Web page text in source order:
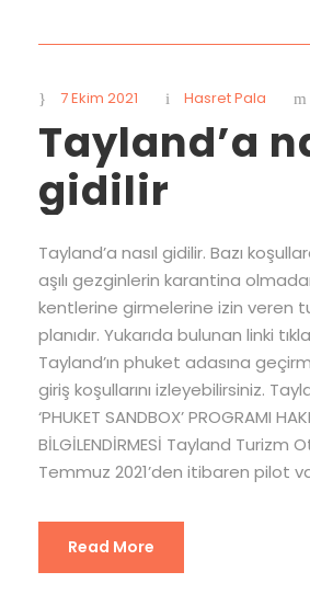
7 Ekim 2021 Hasret Pala
Tayland’a
gidilir
Tayland’a nasıl gidilir. Bazı
aşılı gezginlerin karantina
kentlerine girmelerine izin veren
planıdır. Yukarıda bulunan linki
Tayland’ın phuket adasına
giriş koşullarını izleyebilirsiniz.
‘PHUKET SANDBOX’ PROGRAMI
BİLGİLENDİRMESİ Tayland Turizm
Temmuz 2021’den itibaren pilot
Read More